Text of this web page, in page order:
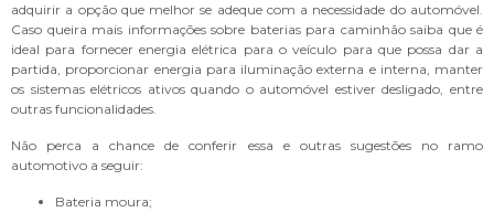
adquirir a opção que melhor se adeque com a necessidade do automóvel.
Caso queira mais informações sobre baterias para caminhão saiba que é
ideal para fornecer energia elétrica para o veículo para que possa dar a
partida, proporcionar energia para iluminação externa e interna, manter
os sistemas elétricos ativos quando o automóvel estiver desligado, entre
outras funcionalidades.
Não perca a chance de conferir essa e outras sugestões no ramo
automotivo a seguir:
bateria moura;